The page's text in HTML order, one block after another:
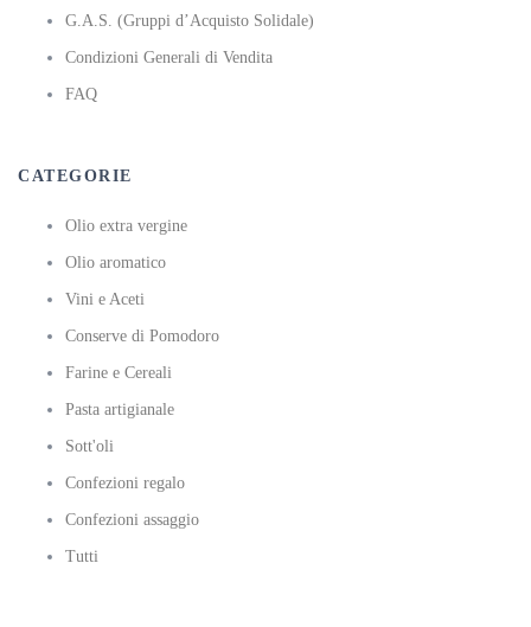
G.A.S. (Gruppi d’Acquisto Solidale)
Condizioni Generali di Vendita
FAQ
CATEGORIE
Olio extra vergine
Olio aromatico
Vini e Aceti
Conserve di Pomodoro
Farine e Cereali
Pasta artigianale
Sott'oli
Confezioni regalo
Confezioni assaggio
Tutti